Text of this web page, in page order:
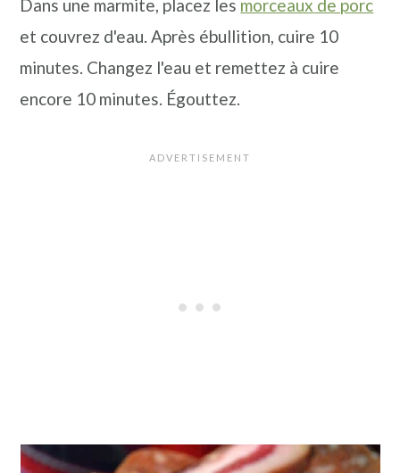
Dans une marmite, placez les morceaux de porc
et couvrez d'eau. Après ébullition, cuire 10
minutes. Changez l'eau et remettez à cuire
encore 10 minutes. Égouttez.